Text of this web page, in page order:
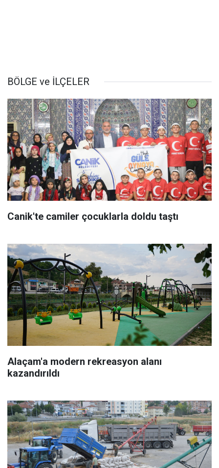
BÖLGE ve İLÇELER
Canik'te camiler çocuklarla doldu taştı
Alaçam'a modern rekreasyon alanı
kazandırıldı